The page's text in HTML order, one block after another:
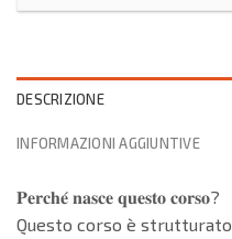
DESCRIZIONE
INFORMAZIONI AGGIUNTIVE
𝐏𝐞𝐫𝐜𝐡𝐞́ 𝐧𝐚𝐬𝐜𝐞 𝐪𝐮𝐞𝐬𝐭𝐨 𝐜𝐨𝐫𝐬𝐨?
Questo corso è